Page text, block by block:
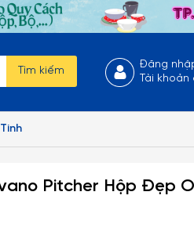
Tìm kiếm
Đăng
Tài khoản
Pitcher Hộp Đẹp